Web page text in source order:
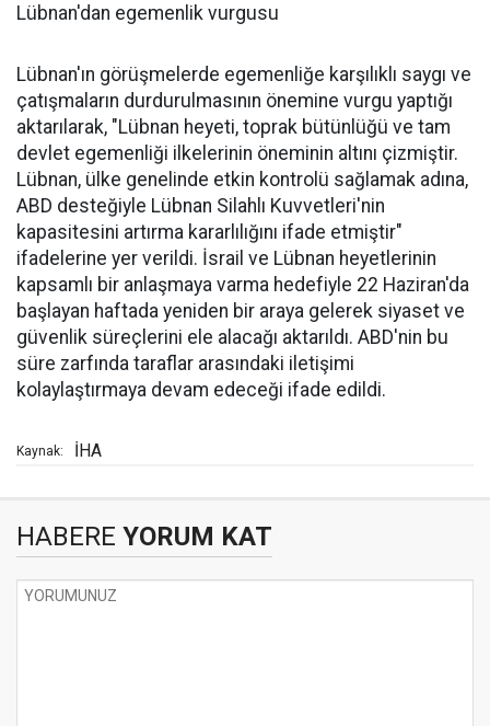
Lübnan'dan egemenlik vurgusu
Lübnan'ın görüşmelerde egemenliğe karşılıklı saygı ve
çatışmaların durdurulmasının önemine vurgu yaptığı
aktarılarak, "Lübnan heyeti, toprak bütünlüğü ve tam
devlet egemenliği ilkelerinin öneminin altını çizmiştir.
Lübnan, ülke genelinde etkin kontrolü sağlamak adına,
ABD desteğiyle Lübnan Silahlı Kuvvetleri'nin
kapasitesini artırma kararlılığını ifade etmiştir"
ifadelerine yer verildi. İsrail ve Lübnan heyetlerinin
kapsamlı bir anlaşmaya varma hedefiyle 22 Haziran'da
başlayan haftada yeniden bir araya gelerek siyaset ve
güvenlik süreçlerini ele alacağı aktarıldı. ABD'nin bu
süre zarfında taraflar arasındaki iletişimi
kolaylaştırmaya devam edeceği ifade edildi.
Kaynak: İHA
HABERE YORUM KAT